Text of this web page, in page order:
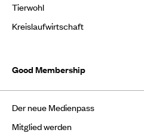
Tierwohl
Kreislaufwirtschaft
Good Membership
Der neue Medienpass
Mitglied werden